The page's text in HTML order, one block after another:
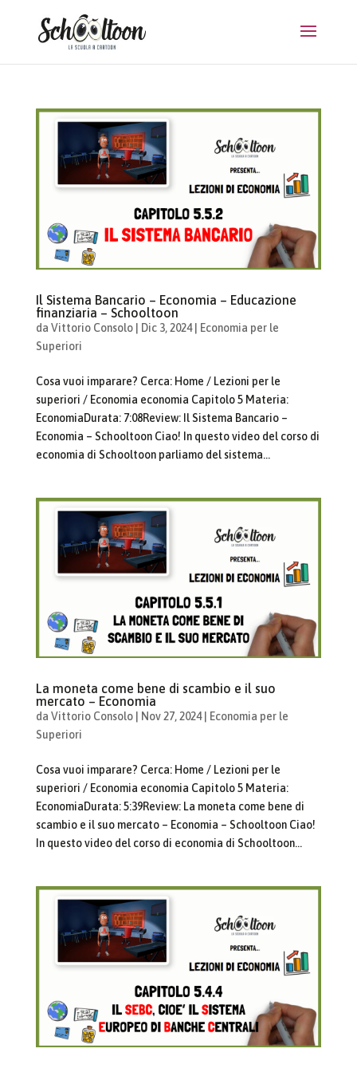
Il Sistema Bancario – Economia – Educazione
finanziaria – Schooltoon
da Vittorio Consolo| Dic 3, 2024| Economia per le
Superiori
Cosa vuoi imparare? Cerca: Home / Lezioni per le
superiori / Economia economia Capitolo 5 Materia:
EconomiaDurata: 7:08Review: Il Sistema Bancario –
Economia – Schooltoon Ciao! In questo video del corso di
economia di Schooltoon parliamo del sistema...
La moneta come bene di scambio e il suo
mercato – Economia
da Vittorio Consolo| Nov 27, 2024|
Economia per le
Superiori
Cosa vuoi imparare? Cerca: Home / Lezioni per le
superiori / Economia economia Capitolo 5 Materia:
EconomiaDurata: 5:39Review: La moneta come bene di
scambio e il suo mercato – Economia – Schooltoon Ciao!
In questo video del corso di economia di Schooltoon...